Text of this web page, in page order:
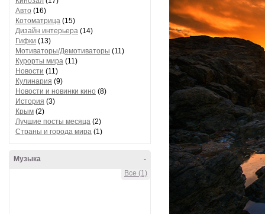
Авто (16)
Котоматрица (15)
Дизайн интерьера (14)
Гифки (13)
Мотиваторы/Демотиваторы (11)
Курорты мира (11)
Новости (11)
Кулинария (9)
Новости и новинки кино (8)
История (3)
Крым (2)
Лучшие посты месяца (2)
Страны и города мира (1)
-
Музыка
Все (1)